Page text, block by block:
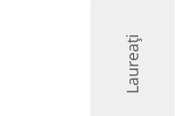
Laureați